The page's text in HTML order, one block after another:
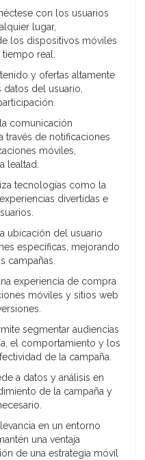
con los usuarios
lugar,
los dispositivos móviles
real.
y ofertas altamente
del usuario,
comunicación
través de notificaciones
móviles,
lealtad.
tecnologías como la
divertidas e
ubicación del usuario
específicas, mejorando
campañas.
experiencia de compra
móviles y sitios web
segmentar audiencias
el comportamiento y los
de la campaña.
a datos y análisis en
de la campaña y
en un entorno
una ventaja
de una estrategia móvil